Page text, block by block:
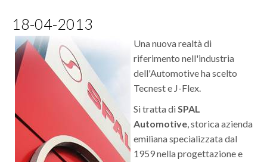
CONTATTO
DOWNLOAD
WHISTLEBLOWING
18-04-2013
Una nuova realtà di
riferimento nell'industria
dell'Automotive ha scelto
Tecnest e J-Flex.
Si tratta diSPAL
Automotive, storica azienda
emiliana specializzata dal
1959 nella progettazione e